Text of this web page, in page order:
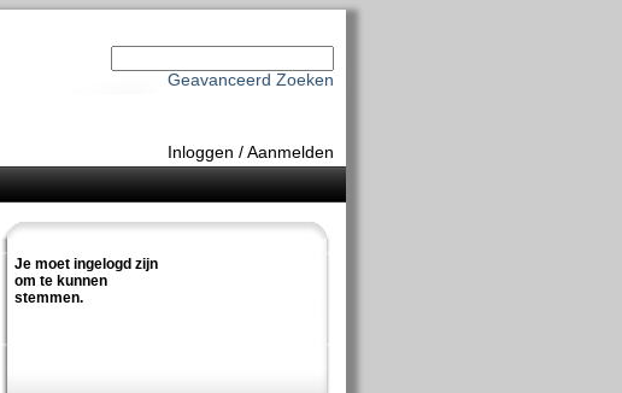
Geavanceerd Zoeken
Inloggen /Aanmelden
Je moet ingelogd zijn
om te kunnen
stemmen.